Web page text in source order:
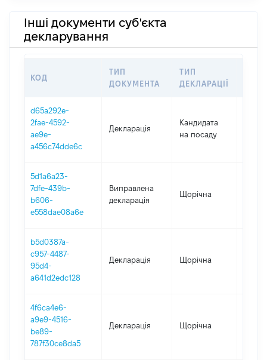
Інші документи суб'єкта
декларування
КОД
ТИП
ДОКУМЕНТА
ТИП
ДЕКЛАРАЦІЇ
d65a292e-
2fae-4592-
ae9e-
a456c74dde6c
Декларація
Кандидата
на посаду
5d1a6a23-
7dfe-439b-
b606-
e558dae08a6e
Виправлена
декларація
Щорічна
b5d0387a-
c957-4487-
95d4-
a641d2edc128
Декларація Щорічна
4f6ca4e6-
a9e9-4516-
be89-
787f30ce8da5
Декларація Щорічна